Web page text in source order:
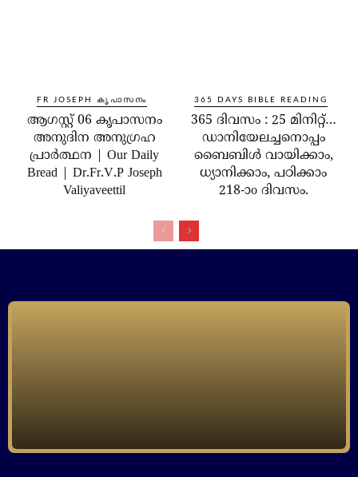
FR JOSEPH കൃപാസനം
ആഗസ്റ്റ് 06 കൃപാസനം
അനുദിന അനുഗ്രഹ
പ്രാർത്ഥന | Our Daily
Bread | Dr.Fr.V.P Joseph
Valiyaveettil
365 DAYS BIBLE READING
365 ദിവസം : 25 മിനിറ്റ്…
ഡാനിയേലച്ചനൊപ്പം
ബൈബിൾ വായിക്കാം,
ധ്യാനിക്കാം, പഠിക്കാം
218-ാo ദിവസം.